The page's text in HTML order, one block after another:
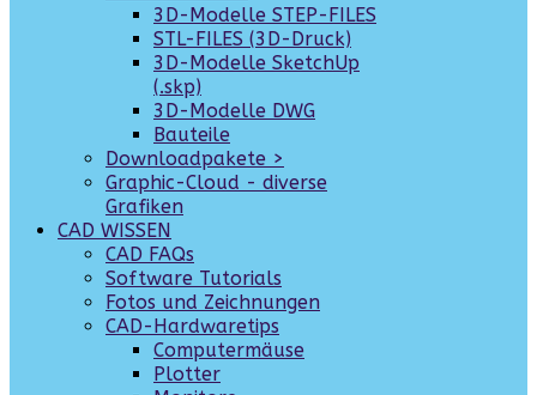
3D-Modelle STEP-FILES
STL-FILES (3D-Druck)
3D-Modelle SketchUp
(.skp)
3D-Modelle DWG
Bauteile
Downloadpakete >
Graphic-Cloud - diverse
Grafiken
CAD WISSEN
CAD FAQs
Software Tutorials
Fotos und Zeichnungen
CAD-Hardwaretips
Computermäuse
Plotter